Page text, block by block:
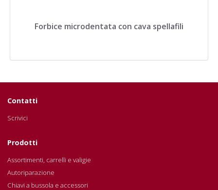
Forbice microdentata con cava spellafili
Contatti
Scrivici
Prodotti
Assortimenti, carrelli e valigie
Autoriparazione
Chiavi a bussola e accessori